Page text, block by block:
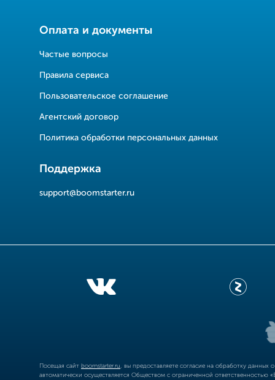
Оплата и документы
Частые вопросы
Правила сервиса
Пользовательское соглашение
Агентский договор
Политика обработки персональных данных
Поддержка
support@boomstarter.ru
Посещая сайт boomstarter.ru , вы предоставляете согласие на обработку
автоматически осуществляется Обществом с ограниченной